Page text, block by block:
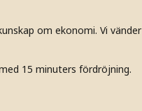
om ekonomi. Vi vänder
15 minuters fördröjning.